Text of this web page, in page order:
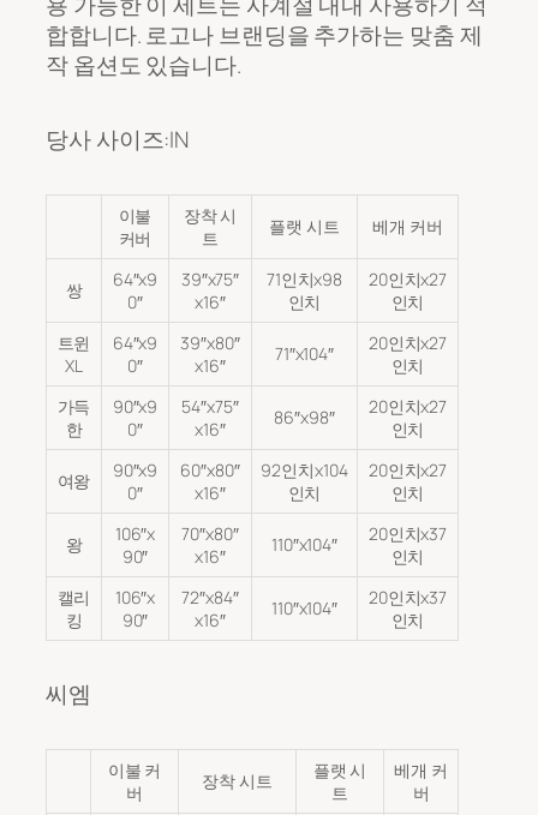
합합니다. 로고나 브랜딩을 추가하는 맞춤 제
작 옵션도 있습니다.
당사 사이즈:IN
이불
커버
장착 시
트
플랫 시트 베개 커버
쌍
64″x9
0″
39″x75″
x16″
71인치x98
인치
20인치x27
인치
트윈
XL
64″x9
0″
39″x80″
x16″
71″x104″
20인치x27
인치
가득
한
90″x9
0″
54″x75″
x16″
86″x98″
20인치x27
인치
여왕
90″x9
0″
60″x80″
x16″
92인치x104
인치
20인치x27
인치
왕
106″x
90″
70″x80″
x16″
110″x104″
20인치x37
인치
캘리
킹
106″x
90″
72″x84″
x16″
110″x104″
20인치x37
인치
씨엠
이불 커
버
장착 시트
플랫 시
트
베개 커
버